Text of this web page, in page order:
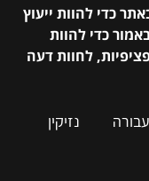
כדי להוות ייעוץ
כדי להוות
לחוות דעה
נזיקין